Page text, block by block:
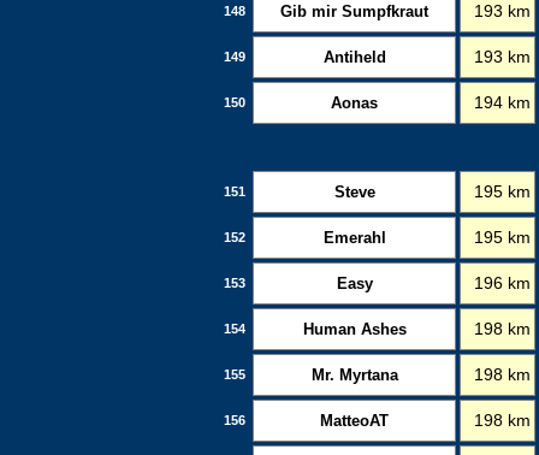
148 Gib mir Sumpfkraut 193 km
149 Antiheld 193 km
150 Aonas 194 km
151 Steve 195 km
152 Emerahl 195 km
153 Easy 196 km
154 Human Ashes 198 km
155 Mr. Myrtana 198 km
156 MatteoAT 198 km